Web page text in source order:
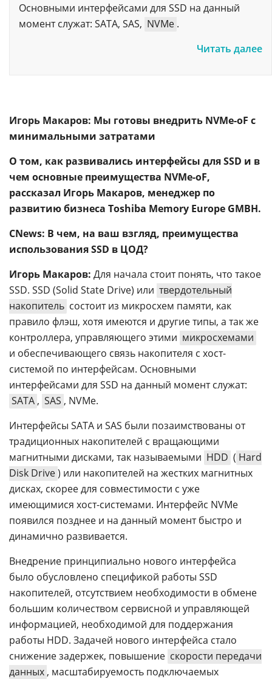
Основными интерфейсами для SSD на данный
момент служат: SATA, SAS, NVMe .
Читать далее
Игорь Макаров: Мы готовы внедрить NVMe-oF с
минимальными затратами
О том, как развивались интерфейсы для SSD и в
чем основные преимущества NVMe-oF,
рассказал Игорь Макаров, менеджер по
развитию бизнеса Toshiba Memory Europe GMBH.
CNews: В чем, на ваш взгляд, преимущества
использования SSD в ЦОД?
Игорь Макаров: Для начала стоит понять, что такое
SSD. SSD (Solid State Drive) или твердотельный
накопитель состоит из микросхем памяти, как
правило флэш, хотя имеются и другие типы, а так же
контроллера, управляющего этими микросхемами
и обеспечивающего связь накопителя с хост-
системой по интерфейсам. Основными
интерфейсами для SSD на данный момент служат:
SATA , SAS , NVMe.
Интерфейсы SATA и SAS были позаимствованы от
традиционных накопителей с вращающими
магнитными дисками, так называемыми HDD ( Hard
Disk Drive) или накопителей на жестких магнитных
дисках, скорее для совместимости с уже
имеющимися хост-системами. Интерфейс NVMe
появился позднее и на данный момент быстро и
динамично развивается.
Внедрение принципиально нового интерфейса
было обусловлено спецификой работы SSD
накопителей, отсутствием необходимости в обмене
большим количеством сервисной и управляющей
информацией, необходимой для поддержания
работы HDD. Задачей нового интерфейса стало
снижение задержек, повышение скорости передачи
данных , масштабируемость подключаемых